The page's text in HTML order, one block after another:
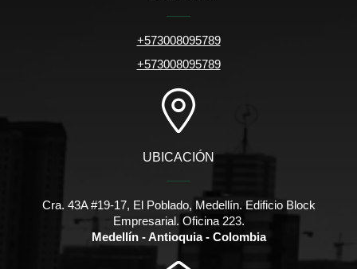
+573008095789
+573008095789
UBICACIÓN
Cra. 43A #19-17, El Poblado, Medellín. Edificio Block
Empresarial. Oficina 223.
Medellín - Antioquia - Colombia